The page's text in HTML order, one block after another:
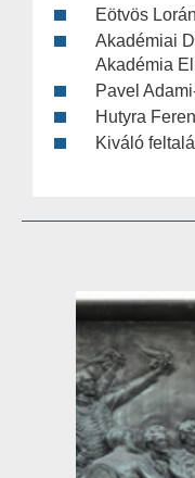
Eötvös
Akadémiai
Akadémia
Pavel
Hutyra
Kiváló